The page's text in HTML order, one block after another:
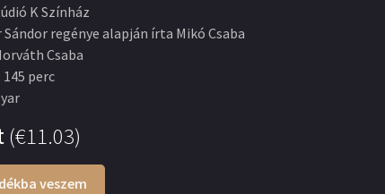
K Színház
Sándor regénye alapján írta Mikó Csaba
Csaba
145 perc
(€11.03)
veszem